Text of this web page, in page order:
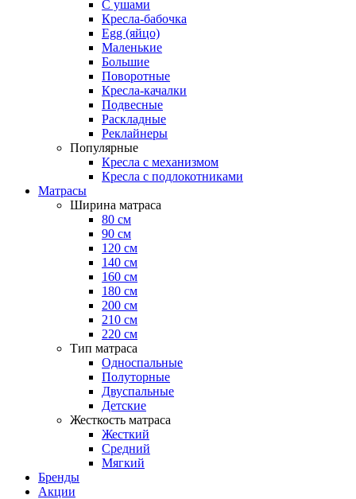
С ушами
Кресла-бабочка
Egg (яйцо)
Маленькие
Большие
Поворотные
Кресла-качалки
Подвесные
Раскладные
Реклайнеры
Популярные
Кресла с механизмом
Кресла с подлокотниками
Матрасы
Ширина матраса
80 см
90 см
120 см
140 см
160 см
180 см
200 см
210 см
220 см
Тип матраса
Односпальные
Полуторные
Двуспальные
Детские
Жесткость матраса
Жесткий
Средний
Мягкий
Бренды
Акции